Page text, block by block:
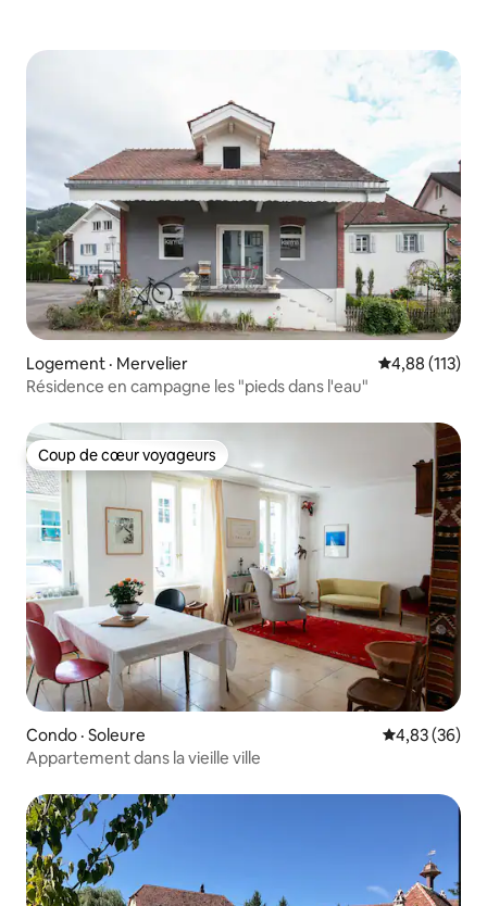
Logement · Mervelier Note
4,88 (113)
Résidence en campagne les "pieds dans l'eau"
Coup de cœur voyageurs
Coup de cœur voyageurs
Condo · Soleure Note
4,83 (36)
Appartement dans la vieille ville